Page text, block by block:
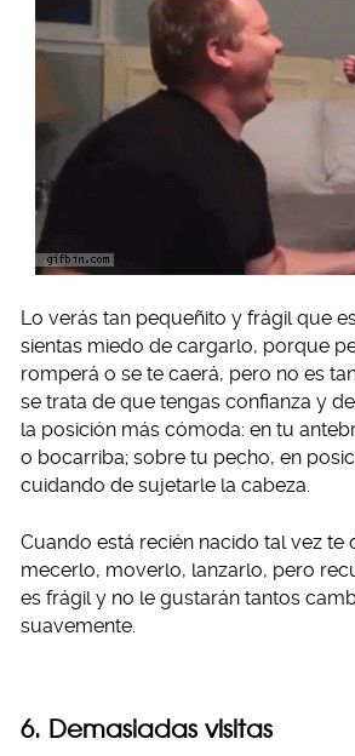
Lo verás tan pequeñito y frágil que
sientas miedo de cargarlo, porque
romperá o se te caerá, pero no es
se trata de que tengas confianza y
la posición más cómoda: en tu
o bocarriba; sobre tu pecho, en
cuidando de sujetarle la cabeza.
Cuando está recién nacido tal vez te
mecerlo, moverlo, lanzarlo, pero
es frágil y no le gustarán tantos
suavemente.
6. Demasiadas visitas